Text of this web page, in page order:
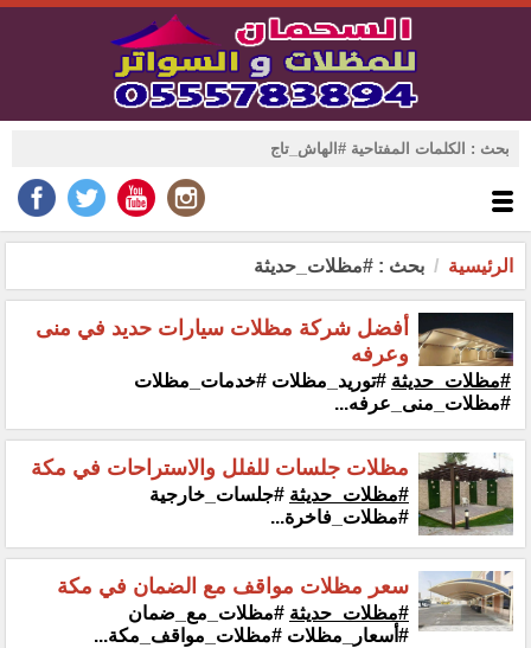
الرئيسية بحث : #مظلات_حديثة
أفضل شركة مظلات سيارات حديد في منى
وعرفه
#مظلات_حديثة #توريد_مظلات #خدمات_مظلات
#مظلات_منى_عرفه...
مظلات جلسات للفلل والاستراحات في مكة
#مظلات_حديثة #جلسات_خارجية
#مظلات_فاخرة...
سعر مظلات مواقف مع الضمان في مكة
#مظلات_حديثة #مظلات_مع_ضمان
#أسعار_مظلات #مظلات_مواقف_مكة...